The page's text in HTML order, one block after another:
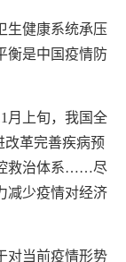
生健康系统承压
衡是中国疫情防
月上旬，我国全
改革完善疾病预
救治体系……尽
减少疫情对经济
对当前疫情形势